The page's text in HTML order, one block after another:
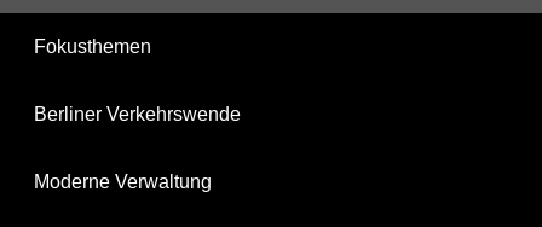
Fokusthemen
Berliner Verkehrswende
Moderne Verwaltung